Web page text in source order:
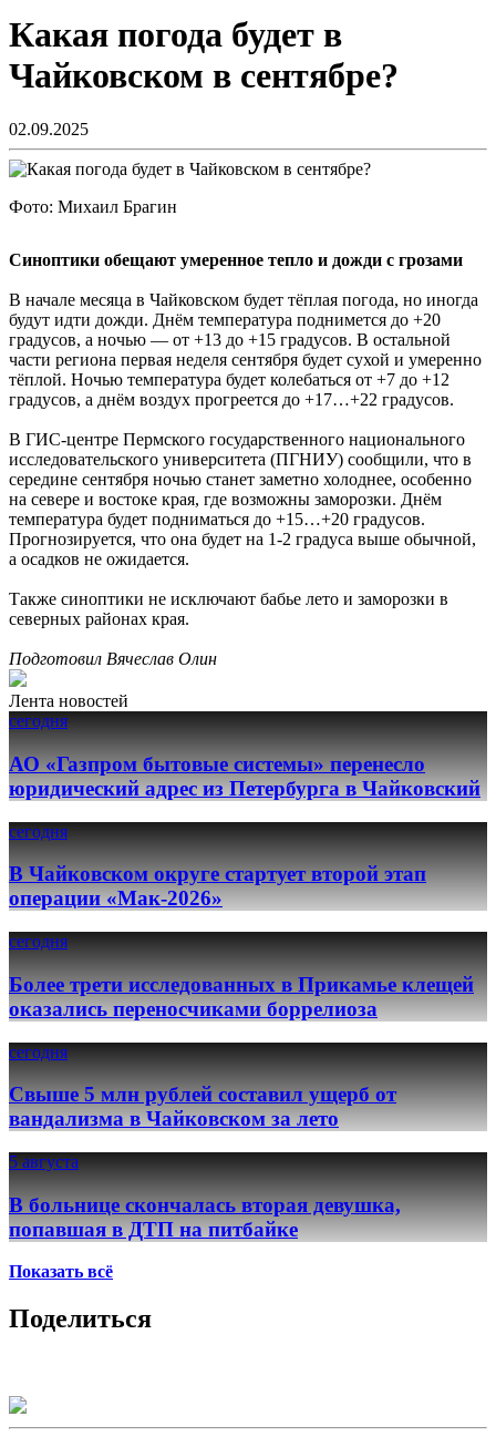
Какая погода будет в
Чайковском в сентябре?
02.09.2025
Фото: Михаил Брагин
Синоптики обещают умеренное тепло и дожди с грозами
В начале месяца в Чайковском будет тёплая погода, но иногда
будут идти дожди. Днём температура поднимется до +20
градусов, а ночью — от +13 до +15 градусов. В остальной
части региона первая неделя сентября будет сухой и умеренно
тёплой. Ночью температура будет колебаться от +7 до +12
градусов, а днём воздух прогреется до +17…+22 градусов.
В ГИС-центре Пермского государственного национального
исследовательского университета (ПГНИУ) сообщили, что в
середине сентября ночью станет заметно холоднее, особенно
на севере и востоке края, где возможны заморозки. Днём
температура будет подниматься до +15…+20 градусов.
Прогнозируется, что она будет на 1-2 градуса выше обычной,
а осадков не ожидается.
Также синоптики не исключают бабье лето и заморозки в
северных районах края.
Подготовил Вячеслав Олин
Лента новостей
сегодня
АО «Газпром бытовые системы» перенесло
юридический адрес из Петербурга в Чайковский
сегодня
В Чайковском округе стартует второй этап
операции «Мак-2026»
сегодня
Более трети исследованных в Прикамье клещей
оказались переносчиками боррелиоза
сегодня
Свыше 5 млн рублей составил ущерб от
вандализма в Чайковском за лето
5 августа
В больнице скончалась вторая девушка,
попавшая в ДТП на питбайке
Показать всё
Поделиться